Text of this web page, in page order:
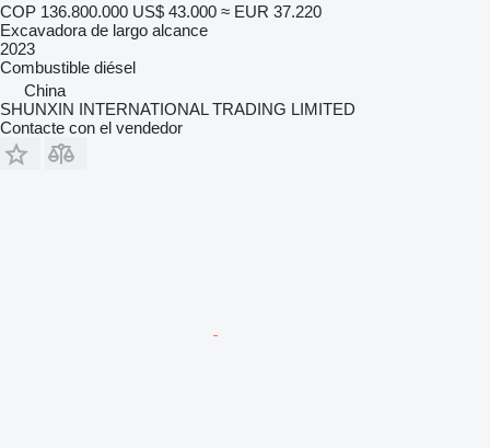
COP 136.800.000 US$ 43.000 ≈ EUR 37.220
Excavadora de largo alcance
2023
Combustible diésel
China
SHUNXIN INTERNATIONAL TRADING LIMITED
Contacte con el vendedor